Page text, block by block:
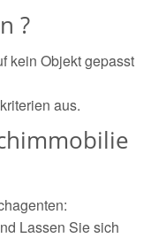
?
kein Objekt gepasst
aus.
Lassen Sie sich